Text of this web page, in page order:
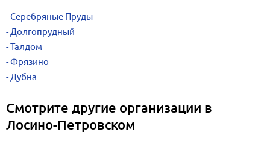
Серебряные Пруды
Долгопрудный
Талдом
Фрязино
Дубна
Смотрите другие организации в
Лосино-Петровском